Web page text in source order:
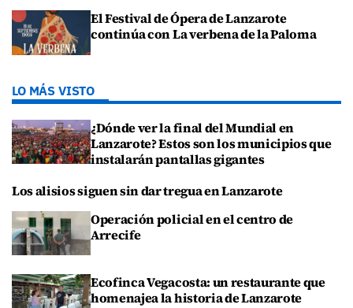
El Festival de Ópera de Lanzarote
continúa con La verbena de la Paloma
LO MÁS VISTO
¿Dónde ver la final del Mundial en
Lanzarote? Estos son los municipios que
instalarán pantallas gigantes
Los alisios siguen sin dar tregua en Lanzarote
Operación policial en el centro de
Arrecife
Ecofinca Vegacosta: un restaurante que
homenajea la historia de Lanzarote